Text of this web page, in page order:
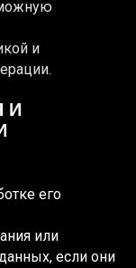
и
И
его
или
если они